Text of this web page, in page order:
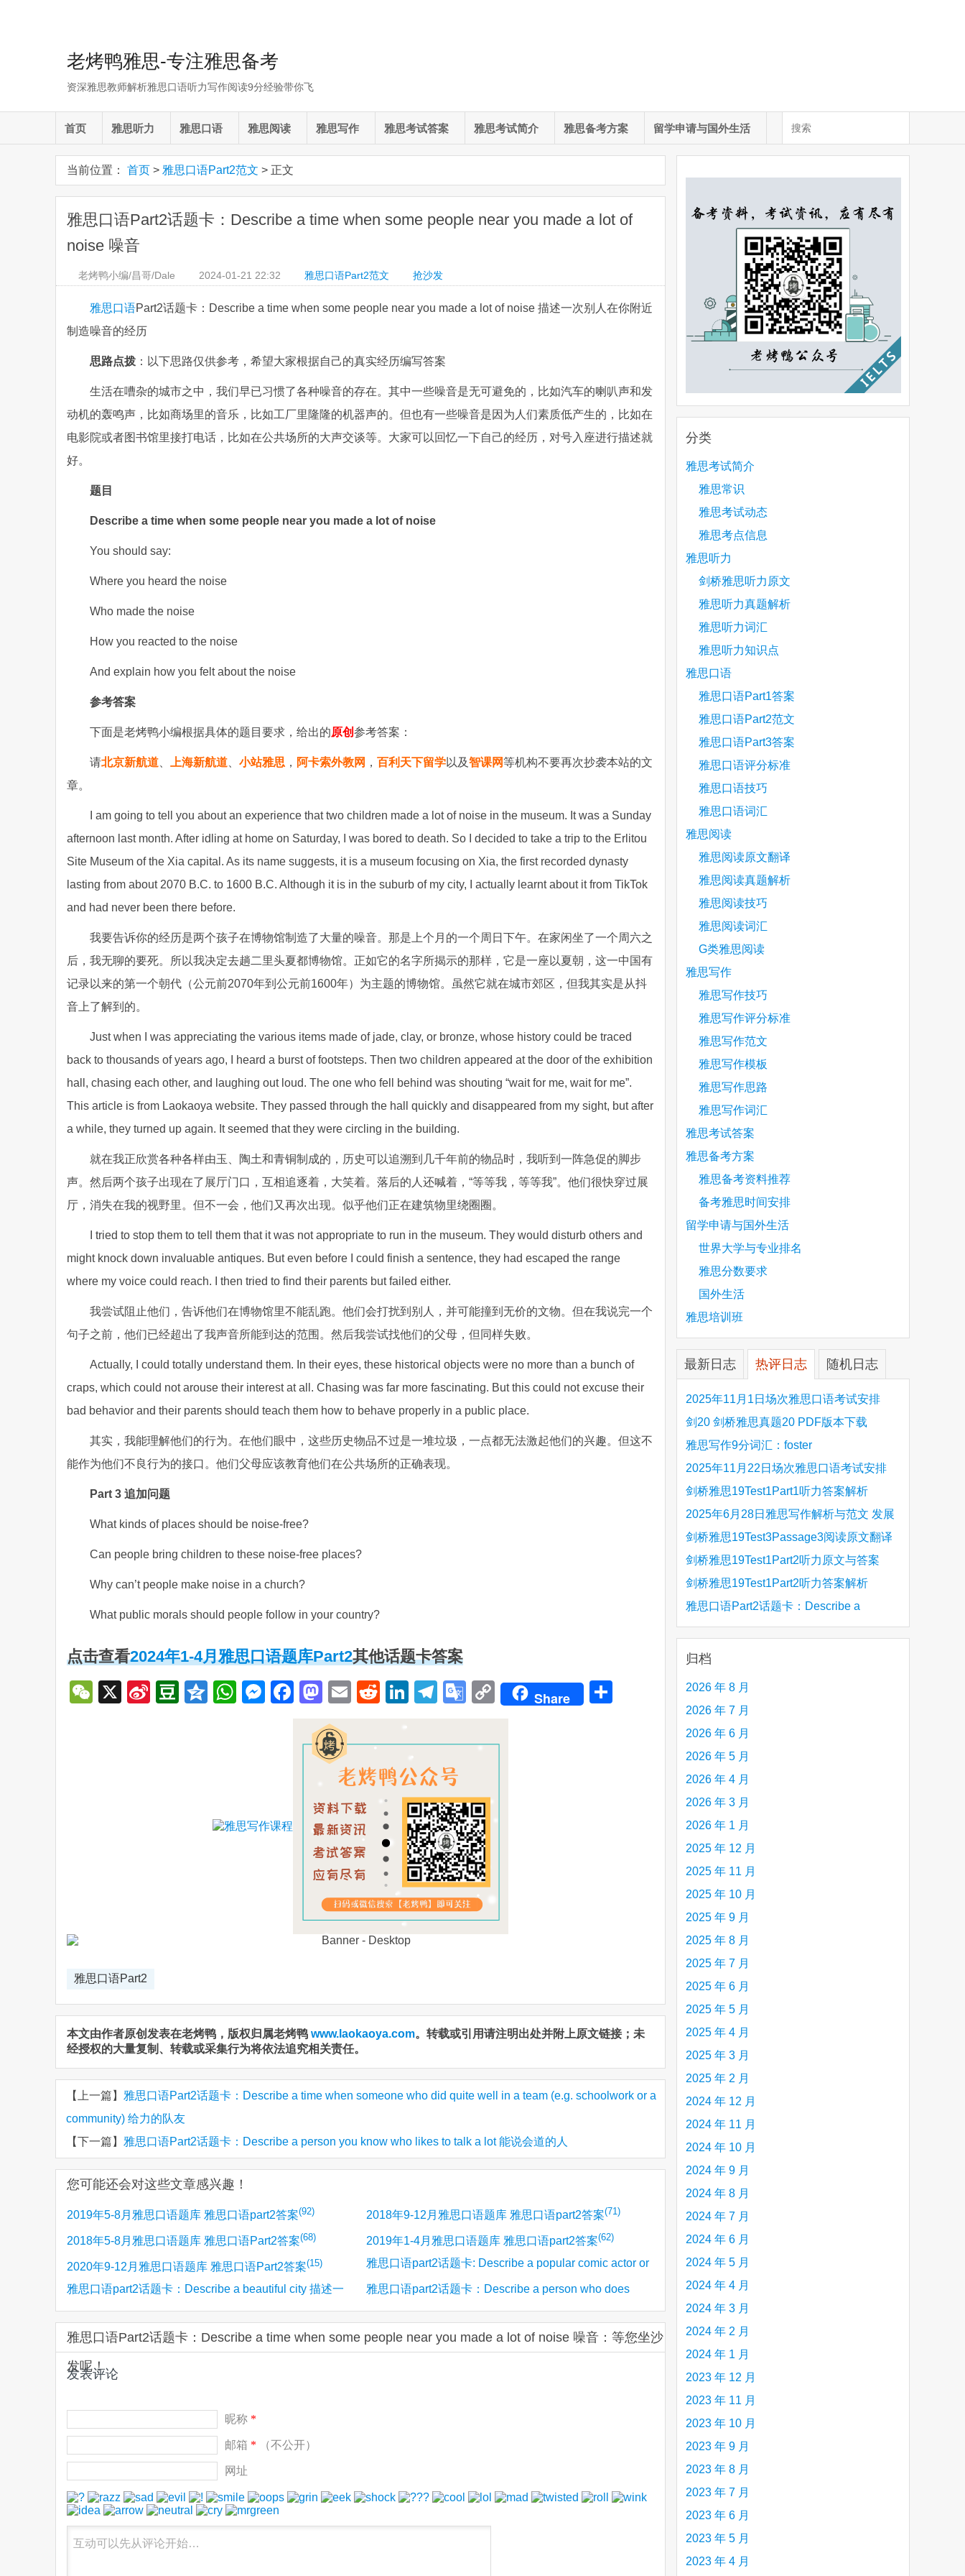
老烤鸭雅思-专注雅思备考
资深雅思教师解析雅思口语听力写作阅读9分经验带你飞
首页 雅思听力 雅思口语 雅思阅读 雅思写作 雅思考试答案 雅思考试简介 雅思备考方案 留学申请与国外生活
当前位置： 首页 > 雅思口语Part2范文 > 正文
雅思口语Part2话题卡：Describe a time when some people near you made a lot of
noise 噪音
老烤鸭小编/昌哥/Dale 2024-01-21 22:32 雅思口语Part2范文 抢沙发
雅思口语Part2话题卡：Describe a time when some people near you made a lot of noise 描述一次别人在你附近
制造噪音的经历
思路点拨 ：以下思路仅供参考，希望大家根据自己的真实经历编写答案
生活在嘈杂的城市之中，我们早已习惯了各种噪音的存在。其中一些噪音是无可避免的，比如汽车的喇叭声和发
动机的轰鸣声，比如商场里的音乐，比如工厂里隆隆的机器声的。但也有一些噪音是因为人们素质低产生的，比如在
电影院或者图书馆里接打电话，比如在公共场所的大声交谈等。大家可以回忆一下自己的经历，对号入座进行描述就
好。
题目
Describe a time when some people near you made a lot of noise
You should say:
Where you heard the noise
Who made the noise
How you reacted to the noise
And explain how you felt about the noise
参考答案
下面是老烤鸭小编根据具体的题目要求，给出的原创参考答案：
请北京新航道 上海新航道 小站雅思 ， 阿卡索外教网 ， 百利天下留学以及智课网等机构不要再次抄袭本站的文
章。
I am going to tell you about an experience that two children made a lot of noise in the museum. It was a Sunday
afternoon last month. After idling at home on Saturday, I was bored to death. So I decided to take a trip to the Erlitou
Site Museum of the Xia capital. As its name suggests, it is a museum focusing on Xia, the first recorded dynasty
lasting from about 2070 B.C. to 1600 B.C. Although it is in the suburb of my city, I actually learnt about it from TikTok
and had never been there before.
我要告诉你的经历是两个孩子在博物馆制造了大量的噪音。那是上个月的一个周日下午。在家闲坐了一个周六之
后，我无聊的要死。所以我决定去趟二里头夏都博物馆。正如它的名字所揭示的那样，它是一座以夏朝，这一中国有
记录以来的第一个朝代（公元前2070年到公元前1600年）为主题的博物馆。虽然它就在城市郊区，但我其实是从抖
音上了解到的。
Just when I was appreciating the various items made of jade, clay, or bronze, whose history could be traced
back to thousands of years ago, I heard a burst of footsteps. Then two children appeared at the door of the exhibition
hall, chasing each other, and laughing out loud. The one who fell behind was shouting “wait for me, wait for me”.
This article is from Laokaoya website. They passed through the hall quickly and disappeared from my sight, but after
a while, they turned up again. It seemed that they were circling in the building.
就在我正欣赏各种各样由玉、陶土和青铜制成的，历史可以追溯到几千年前的物品时，我听到一阵急促的脚步
声。然后两个孩子出现在了展厅门口，互相追逐着，大笑着。落后的人还喊着，“等等我，等等我”。他们很快穿过展
厅，消失在我的视野里。但不一会，他们又再次出现。似乎他们正在建筑物里绕圈圈。
I tried to stop them to tell them that it was not appropriate to run in the museum. They would disturb others and
might knock down invaluable antiques. But even before I could finish a sentence, they had escaped the range
where my voice could reach. I then tried to find their parents but failed either.
我尝试阻止他们，告诉他们在博物馆里不能乱跑。他们会打扰到别人，并可能撞到无价的文物。但在我说完一个
句子之前，他们已经超出了我声音所能到达的范围。然后我尝试找他们的父母，但同样失败。
Actually, I could totally understand them. In their eyes, these historical objects were no more than a bunch of
craps, which could not arouse their interest at all. Chasing was far more fascinating. But this could not excuse their
bad behavior and their parents should teach them how to behave properly in a public place.
其实，我能理解他们的行为。在他们眼中，这些历史物品不过是一堆垃圾，一点都无法激起他们的兴趣。但这不
能作为他们不良行为的接口。他们父母应该教育他们在公共场所的正确表现。
Part 3 追加问题
What kinds of places should be noise-free?
Can people bring children to these noise-free places?
Why can’t people make noise in a church?
What public morals should people follow in your country?
点击查看2024年1-4月雅思口语题库Part2其他话题卡答案
WeChat
X
SinaDouban
QzoneWhatsApp
Messenger
Facebook
Mastodon
EmailRedditLinkedIn
Telegram
Google
CopyShare
雅思口语Part2
本文由作者原创发表在老烤鸭，版权归属老烤鸭 www.laokaoya.com。转载或引用请注明出处并附上原文链接；未
经授权的大量复制、转载或采集行为将依法追究相关责任。
【上一篇】 雅思口语Part2话题卡：Describe a time when someone who did quite well in a team (e.g. schoolwork or a
community) 给力的队友
【下一篇】 雅思口语Part2话题卡：Describe a person you know who likes to talk a lot 能说会道的人
您可能还会对这些文章感兴趣！
2019年5-8月雅思口语题库 雅思口语part2答案(92) 2018年9-12月雅思口语题库 雅思口语part2答案(71)
2018年5-8月雅思口语题库 雅思口语Part2答案(68) 2019年1-4月雅思口语题库 雅思口语part2答案(62)
2020年9-12月雅思口语题库 雅思口语Part2答案(15) 雅思口语part2话题卡: Describe a popular comic actor or
actress you know 描述一个喜剧演员(13)
雅思口语part2话题卡：Describe a beautiful city 描述一
(12)
雅思口语part2话题卡：Describe a person who does
something to help protect the environment 环保人士/帮助
保护环境的人 (11)
雅思口语Part2话题卡：Describe a time when some people near you made a lot of noise 噪音：等您坐沙
发呢！
发表评论
昵称 *
邮箱 * （不公开）
网址
分类
雅思考试简介
雅思常识
雅思考试动态
雅思考点信息
雅思听力
剑桥雅思听力原文
雅思听力真题解析
雅思听力词汇
雅思听力知识点
雅思口语
雅思口语Part1答案
雅思口语Part2范文
雅思口语Part3答案
雅思口语评分标准
雅思口语技巧
雅思口语词汇
雅思阅读
雅思阅读原文翻译
雅思阅读真题解析
雅思阅读技巧
雅思阅读词汇
G类雅思阅读
雅思写作
雅思写作技巧
雅思写作评分标准
雅思写作范文
雅思写作模板
雅思写作思路
雅思写作词汇
雅思考试答案
雅思备考方案
雅思备考资料推荐
备考雅思时间安排
留学申请与国外生活
世界大学与专业排名
雅思分数要求
国外生活
雅思培训班
最新日志 热评日志 随机日志
2025年11月1日场次雅思口语考试安排
剑20 剑桥雅思真题20 PDF版本下载
雅思写作9分词汇：foster
2025年11月22日场次雅思口语考试安排
剑桥雅思19Test1Part1听力答案解析
Hinchingbrooke Country Park
2025年6月28日雅思写作解析与范文 发展
旅游业 手把手带你写高分范文
剑桥雅思19Test3Passage3阅读原文翻译
Is the era of artificial speech translation
upon us 人工智能语言翻译
剑桥雅思19Test1Part2听力原文与答案
Stanthorpe Twinning Association
剑桥雅思19Test1Part2听力答案解析
Stanthorpe Twinning Association
雅思口语Part2话题卡：Describe a
creative person (e.g. an artist, a musician,
etc.) you admire 钦佩的有创造力的人
归档
2026 年 8 月
2026 年 7 月
2026 年 6 月
2026 年 5 月
2026 年 4 月
2026 年 3 月
2026 年 1 月
2025 年 12 月
2025 年 11 月
2025 年 10 月
2025 年 9 月
2025 年 8 月
2025 年 7 月
2025 年 6 月
2025 年 5 月
2025 年 4 月
2025 年 3 月
2025 年 2 月
2024 年 12 月
2024 年 11 月
2024 年 10 月
2024 年 9 月
2024 年 8 月
2024 年 7 月
2024 年 6 月
2024 年 5 月
2024 年 4 月
2024 年 3 月
2024 年 2 月
2024 年 1 月
2023 年 12 月
2023 年 11 月
2023 年 10 月
2023 年 9 月
2023 年 8 月
2023 年 7 月
2023 年 6 月
2023 年 5 月
2023 年 4 月